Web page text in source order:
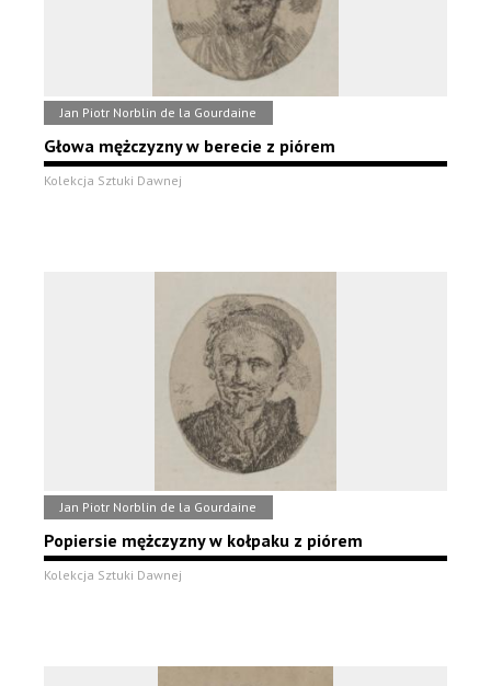
Jan Piotr Norblin de la Gourdaine
Głowa mężczyzny w berecie z piórem
Kolekcja Sztuki Dawnej
Jan Piotr Norblin de la Gourdaine
Popiersie mężczyzny w kołpaku z piórem
Kolekcja Sztuki Dawnej